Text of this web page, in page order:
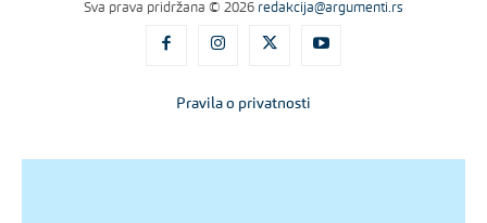
Sva prava pridržana © 2026 redakcija@argumenti.rs
Pravila o privatnosti